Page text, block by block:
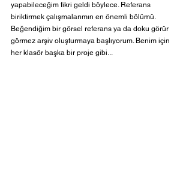
yapabileceğim fikri geldi böylece. Referans
biriktirmek çalışmalarımın en önemli bölümü.
Beğendiğim bir görsel referans ya da doku görür
görmez arşiv oluşturmaya başlıyorum. Benim için
her klasör başka bir proje gibi...